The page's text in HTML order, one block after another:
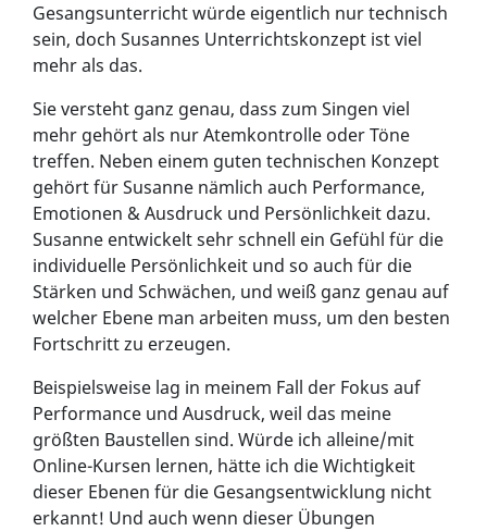
Gesangsunterricht würde eigentlich nur technisch
sein, doch Susannes Unterrichtskonzept ist viel
mehr als das.
Sie versteht ganz genau, dass zum Singen viel
mehr gehört als nur Atemkontrolle oder Töne
treffen. Neben einem guten technischen Konzept
gehört für Susanne nämlich auch Performance,
Emotionen & Ausdruck und Persönlichkeit dazu.
Susanne entwickelt sehr schnell ein Gefühl für die
individuelle Persönlichkeit und so auch für die
Stärken und Schwächen, und weiß ganz genau auf
welcher Ebene man arbeiten muss, um den besten
Fortschritt zu erzeugen.
Beispielsweise lag in meinem Fall der Fokus auf
Performance und Ausdruck, weil das meine
größten Baustellen sind. Würde ich alleine/mit
Online-Kursen lernen, hätte ich die Wichtigkeit
dieser Ebenen für die Gesangsentwicklung nicht
erkannt! Und auch wenn dieser Übungen